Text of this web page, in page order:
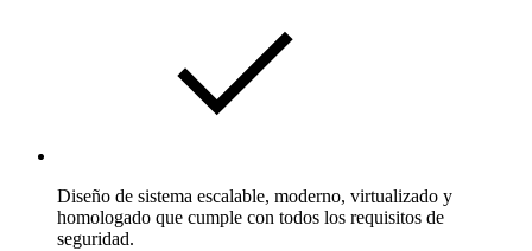
Diseño de sistema escalable, moderno, virtualizado y
homologado que cumple con todos los requisitos de
seguridad.